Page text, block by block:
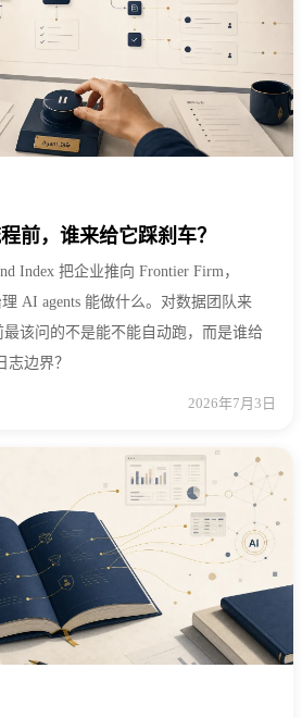
前，谁来给它踩刹车？
Index 把企业推向 Frontier Firm，
AI agents 能做什么。对数据团队来
该问的不是能不能自动跑，而是谁给
边界？
2026年7月3日